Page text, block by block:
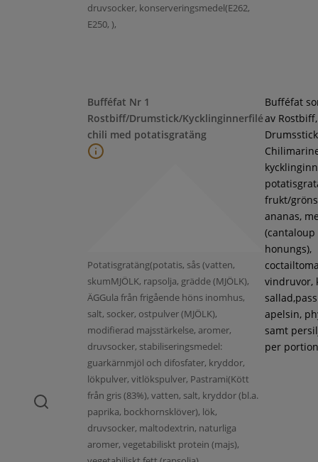
druvsocker, konserveringsmedel(E262,
E250, ),
Bufféfat Nr 1
Rostbiff/Drumstick/Kycklinginnerfilé
chili med potatisgratäng
Potatisgratäng(potatis, sås (vatten,
skumMJÖLK, rapsolja, grädde (MJÖLK),
ÄGGula från frigående höns inomhus,
salt, socker, ostpulver (MJÖLK),
modifierad majsstärkelse, aromer,
druvsocker, stabiliseringsmedel:
guarkärnmjöl och difosfater, kryddor,
lökpulver, vitlökspulver, Pastrami(Kött
från gris (83%), vatten, salt, kryddor (bl.a.
paprika, bockhornsklöver), lök,
druvsocker, maltodextrin, naturliga
aromer, vegetabiliskt protein (majs),
Bufféfat
av Rostbiff,
frukt/
ananas,
(cantaloup
honungs),
vindruvor,
apelsin,
samt
per